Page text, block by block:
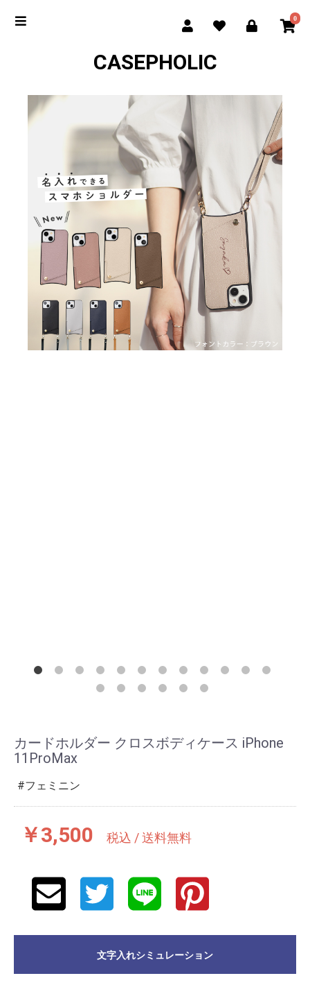
0
CASEPHOLIC
カードホルダー クロスボディケース iPhone
11ProMax
フェミニン
￥3,500 税込 / 送料無料
文字入れシミュレーション